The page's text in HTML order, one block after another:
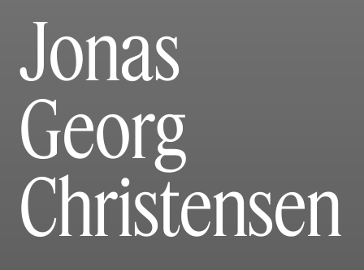
Jonas
Georg
Christensen